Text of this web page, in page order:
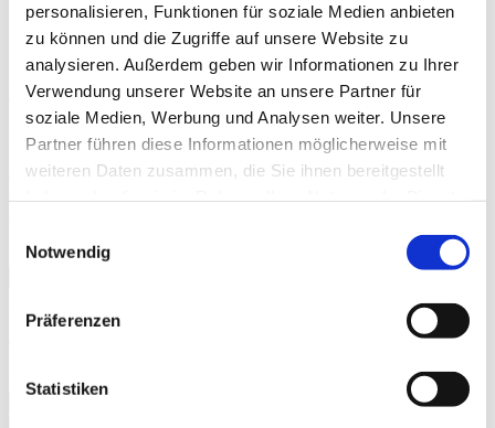
personalisieren, Funktionen für soziale Medien anbieten
zu können und die Zugriffe auf unsere Website zu
analysieren. Außerdem geben wir Informationen zu Ihrer
Verwendung unserer Website an unsere Partner für
soziale Medien, Werbung und Analysen weiter. Unsere
Partner führen diese Informationen möglicherweise mit
weiteren Daten zusammen, die Sie ihnen bereitgestellt
Selection
Notwendig
Präferenzen
Statistiken
Istruzioni di montaggio
Schede misure
Cartolina del prodotto
Rivenditore onlineTorna alla panoramica
Per nuova ispirazione
Questa newsletter viene inviata sporadicamente. Vale a dire ogni
volta che siamo convinti di avere informazioni che possano essere di
E-mail
Apponendo una crocetta acconsentite all’utilizzo dei vostri dati
language